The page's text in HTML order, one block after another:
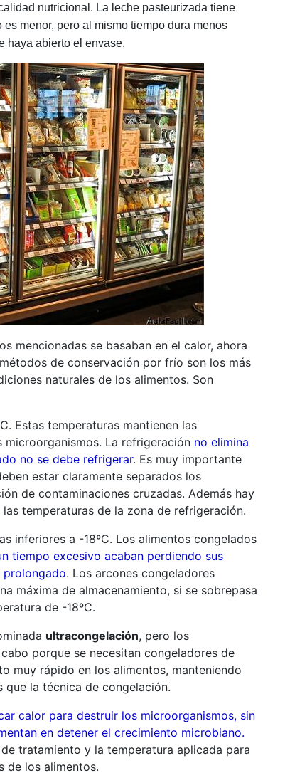
nutricional. La leche pasteurizada tiene
menor, pero al mismo tiempo dura menos
haya abierto el envase.
mencionadas se basaban en el calor, ahora
de conservación por frío son los más
naturales de los alimentos. Son
Estas temperaturas mantienen las
La refrigeración no elimina
no se debe refrigerar. Es muy importante
estar claramente separados los
de contaminaciones cruzadas. Además hay
temperaturas de la zona de refrigeración.
inferiores a -18ºC. Los alimentos congelados
tiempo excesivo acaban perdiendo sus
prolongado. Los arcones congeladores
máxima de almacenamiento, si se sobrepasa
de -18ºC.
ultracongelación, pero los
porque se necesitan congeladores de
muy rápido en los alimentos, manteniendo
la técnica de congelación.
calor para destruir los microorganismos, sin
en detener el crecimiento microbiano.
tratamiento y la temperatura aplicada para
de los alimentos.